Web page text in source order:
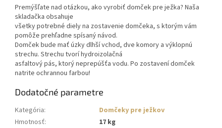
Premýšľate nad otázkou, ako vyrobiť domček pre ježka? Naša
skladačka obsahuje
všetky potrebné diely na zostavenie domčeka, s ktorým vám
pomôže prehľadne spísaný návod.
Domček bude mať úzky dlhší vchod, dve komory a výklopnú
strechu. Strechu tvorí hydroizolačná
asfaltový pás, ktorý neprepúšťa vodu. Po zostavení domček
natrite ochrannou farbou!
Dodatočné parametre
Kategória:
Domčeky pre ježkov
Hmotnosť:
17 kg